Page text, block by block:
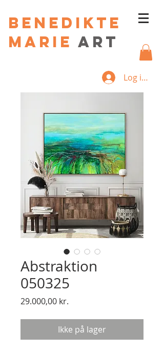
Benedikte
Marie art
Log ind
Abstraktion
050325
29.000,00 kr.
Ikke på lager